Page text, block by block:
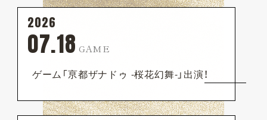
2026
07.18 GAME
ゲーム「亰都ザナドゥ -桜花幻舞-」出演！